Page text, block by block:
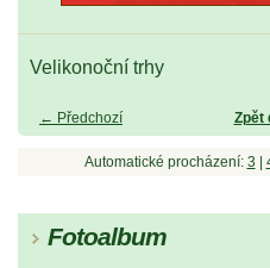
Velikonoční trhy
← Předchozí Zpět
Automatické procházení: 3
Fotoalbum